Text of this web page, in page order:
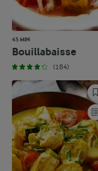
45 MIN
Bouillabaisse
(184)